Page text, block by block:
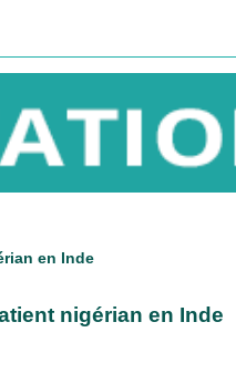
en Inde
nigérian en Inde